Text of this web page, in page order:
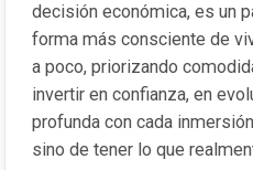
decisión económica, es un
forma más consciente de
a poco, priorizando
invertir en confianza, en
profunda con cada
sino de tener lo que